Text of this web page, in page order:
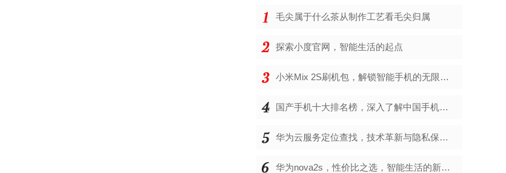
毛尖属于什么茶从制作工艺看毛尖归属
探索小度官网，智能生活的起点
小米Mix 2S刷机包，解锁智能手机的无限可能
国产手机十大排名榜，深入了解中国手机市场的佼佼者
华为云服务定位查找，技术革新与隐私保护的双重奏
华为nova2s，性价比之选，智能生活的新伙伴